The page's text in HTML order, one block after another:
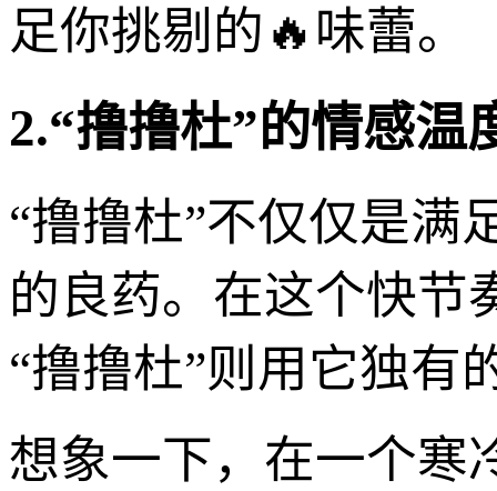
足你挑剔的🔥味蕾。
2.“撸撸杜”的情感温
“撸撸杜”不仅仅是满
的良药。在这个快节
“撸撸杜”则用它独有
想象一下，在一个寒